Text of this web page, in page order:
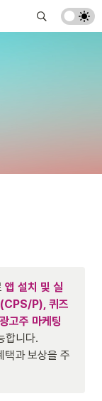
앱 설치 및 실
P), 퀴즈
고주 마케팅
합니다.
택과 보상을 주